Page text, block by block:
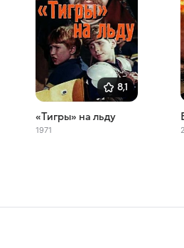
8,1
«Тигры» на льду
1971